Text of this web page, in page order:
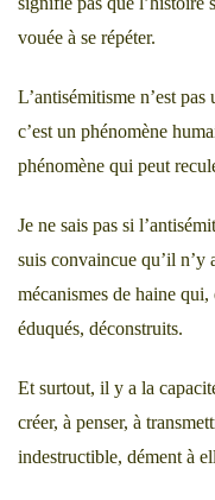
vouée à se répéter.
L’antisémitisme n’est
c’est un phénomène
phénomène qui peut
Je ne sais pas si
suis convaincue qu’il
mécanismes de haine
éduqués, déconstruits.
Et surtout, il y a la
créer, à penser, à
indestructible, dément à